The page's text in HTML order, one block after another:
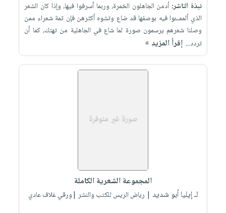
نبذة الناشر: أدمن الجاهلون الخمرة، وربما أسرفوا فيها، وإذا كان الشعر
الذي ألممـــّوا فيه بوصفها قد ضاع وتشوه أكثرهن فإن ثمة شعراء ممن
وصلنا شعرهم يرسمون صورة لما شاع في الجاهلية من تهتك، كما أن
تردد... إقرأ المزيد »
المجموعة الشعرية الكاملة
لـ إيليا أبو شديد | رياض الريس للكتب والنشر |ورقي غلاف عادي